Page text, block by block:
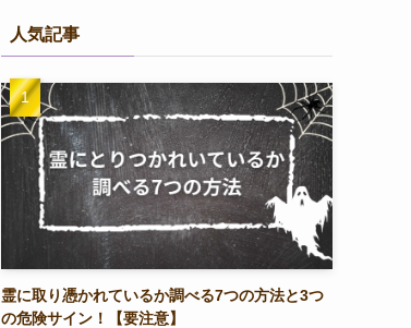
人気記事
霊に取り憑かれているか調べる7つの方法と3つ
の危険サイン！【要注意】